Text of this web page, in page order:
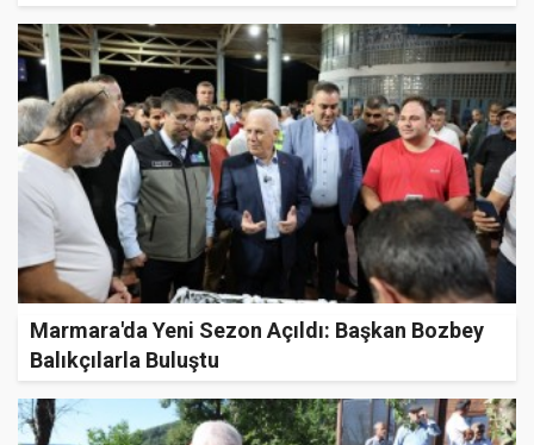
Marmara'da Yeni Sezon Açıldı: Başkan Bozbey
Balıkçılarla Buluştu